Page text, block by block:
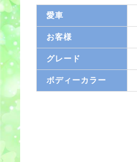
愛車
お客様
グレード
ボディーカラー